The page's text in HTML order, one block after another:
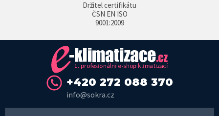
Držitel certifikátu
ČSN EN ISO
9001:2009
+420 272 088 370
info@sokra.cz